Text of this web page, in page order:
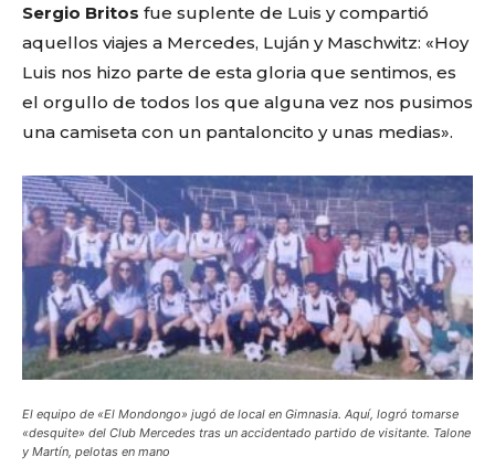
Sergio Britos fue suplente de Luis y compartió
aquellos viajes a Mercedes, Luján y Maschwitz: «Hoy
Luis nos hizo parte de esta gloria que sentimos, es
el orgullo de todos los que alguna vez nos pusimos
una camiseta con un pantaloncito y unas medias».
El equipo de «El Mondongo» jugó de local en Gimnasia. Aquí, logró tomarse
«desquite» del Club Mercedes tras un accidentado partido de visitante. Talone
y Martín, pelotas en mano